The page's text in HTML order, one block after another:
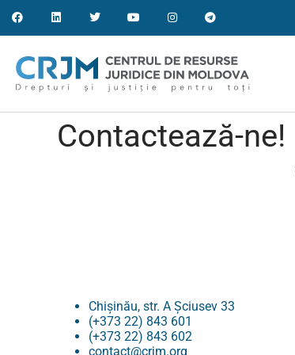
Contactează-ne!
Chișinău, str. A Șciusev 33
(+373 22) 843 601
(+373 22) 843 602
contact@crjm.org